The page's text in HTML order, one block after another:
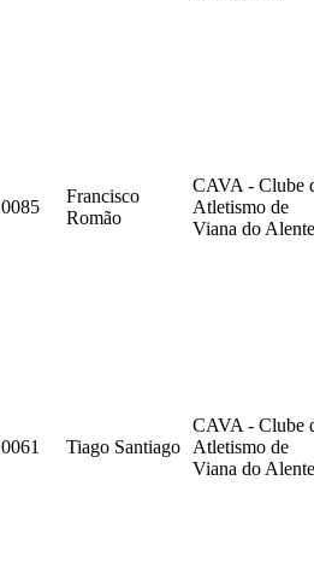
0085
Francisco
Romão
CAVA - Clube
Atletismo de
Viana do
0061 Tiago Santiago
CAVA - Clube
Atletismo de
Viana do